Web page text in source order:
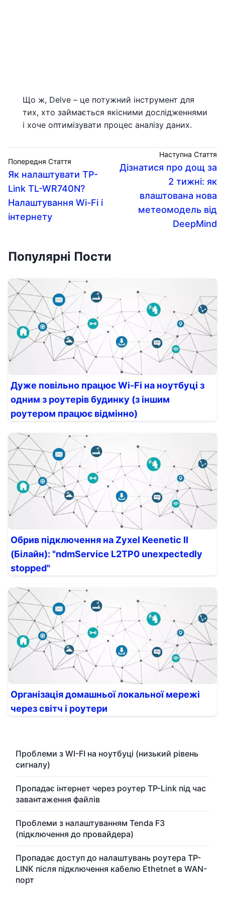
Що ж, Delve – це потужний інструмент для
тих, хто займається якісними дослідженнями
і хоче оптимізувати процес аналізу даних.
Попередня Стаття
Як налаштувати TP-
Link TL-WR740N?
Налаштування Wi-Fi і
інтернету
Наступна Стаття
Дізнатися про дощ за
2 тижні: як
влаштована нова
метеомодель від
DeepMind
Популярні Пости
Дуже повільно працює Wi-Fi на ноутбуці з
одним з роутерів будинку (з іншим
роутером працює відмінно)
Обрив підключення на Zyxel Keenetic II
(Білайн): "ndmService L2TP0 unexpectedly
stopped"
Організація домашньої локальної мережі
через світч і роутери
Проблеми з WI-FI на ноутбуці (низький рівень
сигналу)
Пропадає інтернет через роутер TP-Link під час
завантаження файлів
Проблеми з налаштуванням Tenda F3
(підключення до провайдера)
Пропадає доступ до налаштувань роутера TP-
LINK після підключення кабелю Ethetnet в WAN-
порт